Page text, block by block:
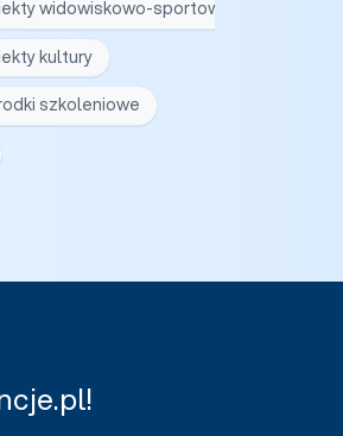
widowiskowo-sportowe
kultury
szkoleniowe